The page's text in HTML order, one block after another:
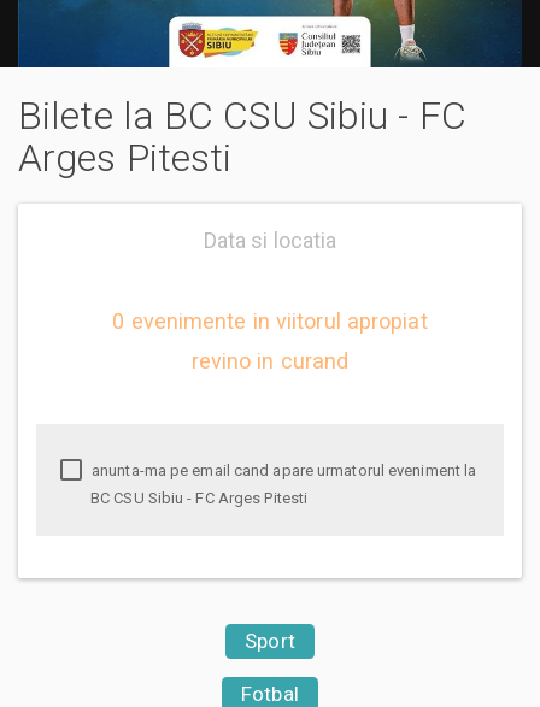
Bilete la BC CSU Sibiu - FC
Arges Pitesti
Data si locatia
0 evenimente in viitorul apropiat
revino in curand
BC CSU Sibiu - FC Arges Pitesti
Sport
Fotbal